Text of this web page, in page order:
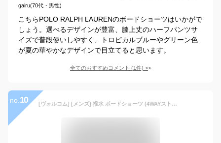
gairu(70代・男性)
こちらPOLO RALPH LAURENのボードショーツはいかがで
しょう。選べるデザインが豊富、膝上丈のハーフパンツサ
イズで普段使いしやすく、トロピカルブルーやグリーン色
が夏の華やかなデザインで目立てると思います。
全てのおすすめコメント (1件) >
no. 10 [ヴォルコム] [メンズ] 撥水 ボードショーツ (4WAYストレッチ)[ A0812104 / NATURAL VISIONS STONEY 19 ] 海 おしゃれ 水着 CHB_チャイナブルー 30